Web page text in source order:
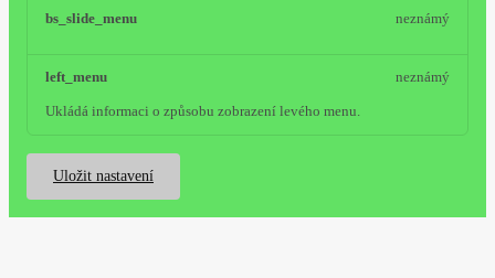
bs_slide_menu neznámý
left_menu
Ukládá informaci o způsobu zobrazení levého menu.
neznámý
Uložit nastavení